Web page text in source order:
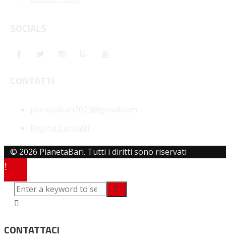
© 2026 PianetaBari. Tutti i diritti sono riservati
CONTATTACI